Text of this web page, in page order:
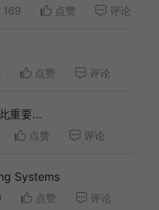
169 点赞 评论
点赞 评论
重要...
点赞 评论
Systems
点赞 评论